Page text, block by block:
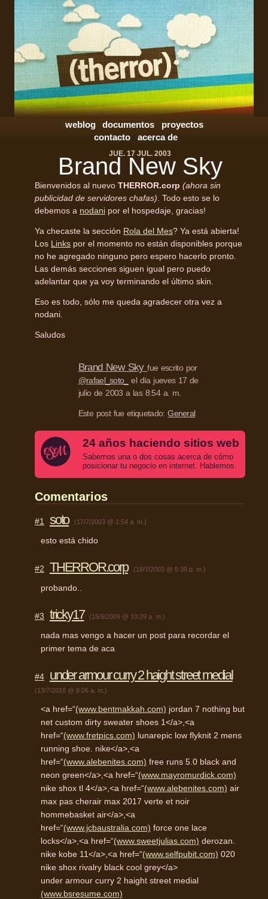
weblog documentos
proyectos
contacto
acerca de
JUE. 17 JUL. 2003
Brand New Sky
Bienvenidos al nuevo THERROR.corp (ahora sin
publicidad de servidores chafas) . Todo esto se lo
debemos a nodani por el hospedaje, gracias!
Ya checaste la sección Rola del Mes? Ya está abierta!
Los Links por el momento no están disponibles porque
no he agregado ninguno pero espero hacerlo pronto.
Las demás secciones siguen igual pero puedo
adelantar que ya voy terminando el último skin.
Eso es todo, sólo me queda agradecer otra vez a
nodani.
Saludos
Brand New Skyfue escrito por
@rafael_soto_
el día jueves 17 de
julio de 2003 a las 8:54 a. m.
Este post fue etiquetado:General
24 años haciendo sitios web
Sabemos una o dos cosas acerca de cómo
posicionar tu negocio en internet. Hablemos.
Comentarios
#1 soto (17/7/2003 @ 1:54 a. m.)
esto está chido
#2 THERROR.corp (18/7/2003 @ 5:39 p. m.)
probando..
#3 tricky17 (15/9/2009 @ 10:29 a. m.)
nada mas vengo a hacer un post para recordar el
primer tema de aca
#4 under armour curry 2 haight street medial
(13/7/2018 @ 8:06 a. m.)
<a href=“(www.bentmakkah.com) jordan 7 nothing but
net custom dirty sweater shoes 1</a>,<a
href=“(www.fretpics.com) lunarepic low flyknit 2 mens
running shoe. nike</a>,<a
href=“(www.alebenites.com) free runs 5.0 black and
neon green</a>,<a href=“(www.mayromurdick.com)
nike shox tl 4</a>,<a href=“(www.alebenites.com) air
max pas cherair max 2017 verte et noir
hommebasket air</a>,<a
href=“(www.jcbaustralia.com) force one lace
locks</a>,<a href=“(www.sweetjulias.com) derozan.
nike kobe 11</a>,<a href=“(www.selfpubit.com) 020
nike shox rivalry black cool grey</a>
under armour curry 2 haight street medial
(www.bsresume.com)